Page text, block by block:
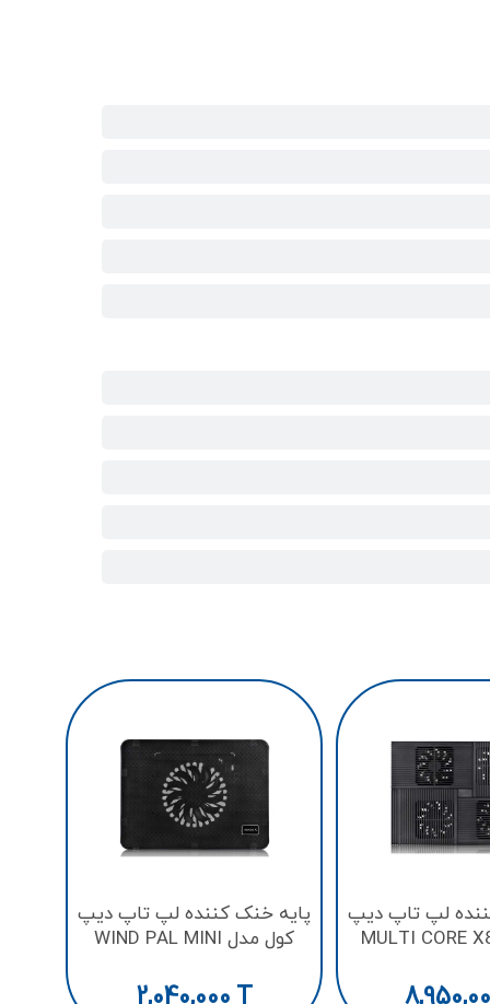
لپ تاپ دیپ
پایه خنک کننده لپ تاپ دیپ
کول مدل WIND PAL MINI